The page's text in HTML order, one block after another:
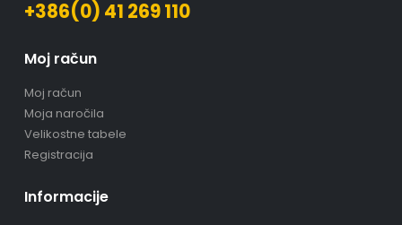
+386(0) 41 269 110
Moj račun
Moj račun
Moja naročila
Velikostne tabele
Registracija
Informacije